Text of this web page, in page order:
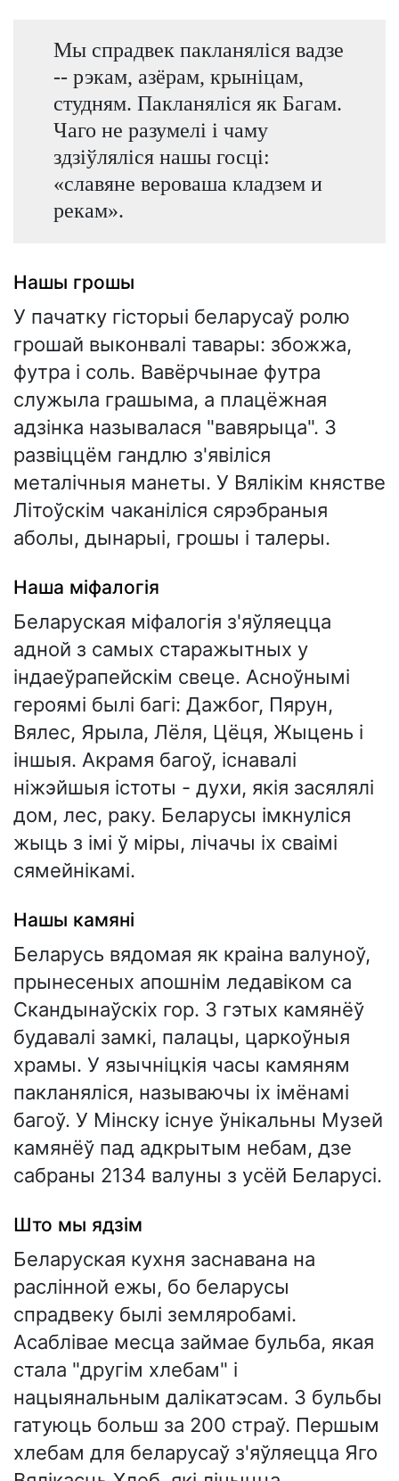
Мы спрадвек пакланяліся вадзе
-- рэкам, азёрам, крыніцам,
студням. Пакланяліся як Багам.
Чаго не разумелі і чаму
здзіўляліся нашы госці:
«славяне вероваша кладзем и
рекам».
Нашы грошы
У пачатку гісторыі беларусаў ролю
грошай выконвалі тавары: збожжа,
футра і соль. Вавёрчынае футра
служыла грашыма, а плацёжная
адзінка называлася "вавярыца". З
развіццём гандлю з'явіліся
металічныя манеты. У Вялікім княстве
Літоўскім чаканіліся сярэбраныя
аболы, дынарыі, грошы і талеры.
Наша міфалогія
Беларуская міфалогія з'яўляецца
адной з самых старажытных у
індаеўрапейскім свеце. Асноўнымі
героямі былі багі: Дажбог, Пярун,
Вялес, Ярыла, Лёля, Цёця, Жыцень і
іншыя. Акрамя багоў, існавалі
ніжэйшыя істоты - духи, якія засялялі
дом, лес, раку. Беларусы імкнуліся
жыць з імі ў міры, лічачы іх сваімі
сямейнікамі.
Нашы камяні
Беларусь вядомая як краіна валуноў,
прынесеных апошнім ледавіком са
Скандынаўскіх гор. З гэтых камянёў
будавалі замкі, палацы, царкоўныя
храмы. У язычніцкія часы камяням
пакланяліся, называючы іх імёнамі
багоў. У Мінску існуе ўнікальны Музей
камянёў пад адкрытым небам, дзе
сабраны 2134 валуны з усёй Беларусі.
Што мы ядзім
Беларуская кухня заснавана на
раслінной ежы, бо беларусы
спрадвеку былі земляробамі.
Асаблівае месца займае бульба, якая
стала "другім хлебам" і
нацыянальным далікатэсам. З бульбы
гатуюць больш за 200 страў. Першым
хлебам для беларусаў з'яўляецца Яго